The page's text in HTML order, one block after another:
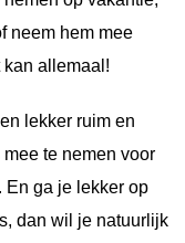
neem hem mee
allemaal!
lekker ruim en
te nemen voor
En ga je lekker op
dan wil je natuurlijk